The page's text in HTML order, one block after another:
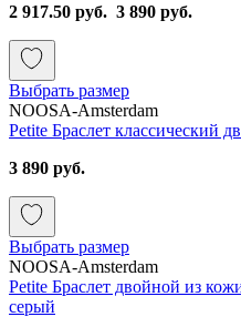
2 917.50 руб. 3 890 руб.
Выбрать размер
NOOSA-Amsterdam
Petite Браслет классический
3 890 руб.
Выбрать размер
NOOSA-Amsterdam
Petite Браслет двойной из
серый